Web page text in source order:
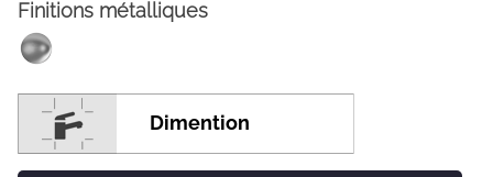
CAT
Finitions métalliques
Dimention